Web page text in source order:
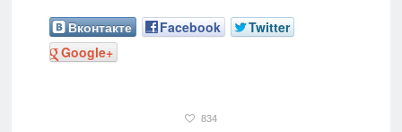
Вконтакте Facebook
Twitter
Google+
834